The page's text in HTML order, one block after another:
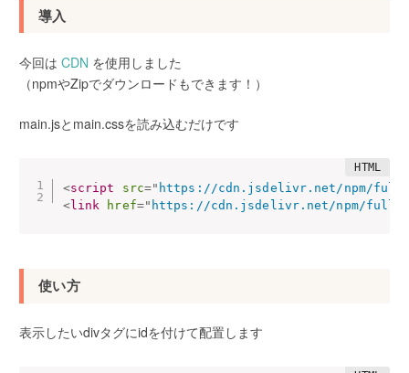
30日
導入
今回はCDN を使用しました
（npmやZipでダウンロードもできます！）
main.jsとmain.cssを読み込むだけです
<script src=" https://cdn.jsdelivr.net/npm/
<link href=" https://cdn.jsdelivr.net/npm/
使い方
表示したいdivタグにidを付けて配置します